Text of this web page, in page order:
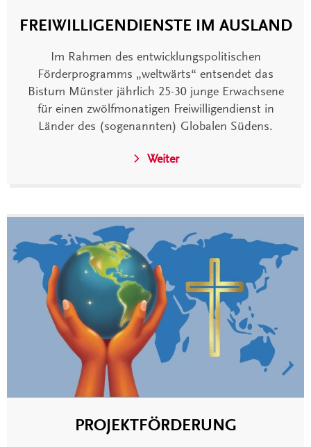
FREIWILLIGENDIENSTE IM AUSLAND
Im Rahmen des entwicklungspolitischen
Förderprogramms „weltwärts“ entsendet das
Bistum Münster jährlich 25-30 junge Erwachsene
für einen zwölfmonatigen Freiwilligendienst in
Länder des (sogenannten) Globalen Südens.
Weiter
PROJEKTFÖRDERUNG